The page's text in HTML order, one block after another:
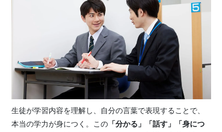
生徒が学習内容を理解し、自分の言葉で表現することで、
本当の学力が身につく。この「分かる」「話す」「身につ